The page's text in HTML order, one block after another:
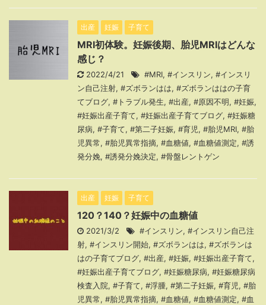
出産 妊娠 子育て
MRI初体験。妊娠後期、胎児MRIはどんな
感じ？
2022/4/21 #MRI, #インスリン, #インスリ
ン自己注射, #ズボランはは, #ズボランははの子育
てブログ, #トラブル発生, #出産, #原因不明, #妊娠,
#妊娠出産子育て, #妊娠出産子育てブログ, #妊娠糖
尿病, #子育て, #第二子妊娠, #育児, #胎児MRI, #胎
児異常, #胎児異常指摘, #血糖値, #血糖値測定, #誘
発分娩, #誘発分娩決定, #骨盤レントゲン
出産 妊娠 子育て
120？140？妊娠中の血糖値
2021/3/2 #インスリン, #インスリン自己注
射, #インスリン開始, #ズボランはは, #ズボランは
はの子育てブログ, #出産, #妊娠, #妊娠出産子育て,
#妊娠出産子育てブログ, #妊娠糖尿病, #妊娠糖尿病
検査入院, #子育て, #浮腫, #第二子妊娠, #育児, #胎
児異常, #胎児異常指摘, #血糖値, #血糖値測定, #血